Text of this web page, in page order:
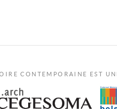
CONTEMPORAINE EST